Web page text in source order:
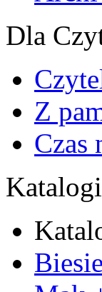
Dla
Z
Czas
Katalogi